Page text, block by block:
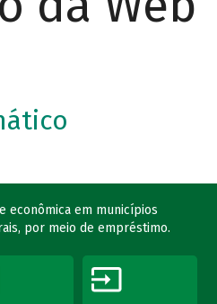
econômica em municípios
por meio de empréstimo.